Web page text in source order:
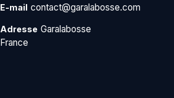
E-mail contact@garalabosse.com
Adresse Garalabosse
France